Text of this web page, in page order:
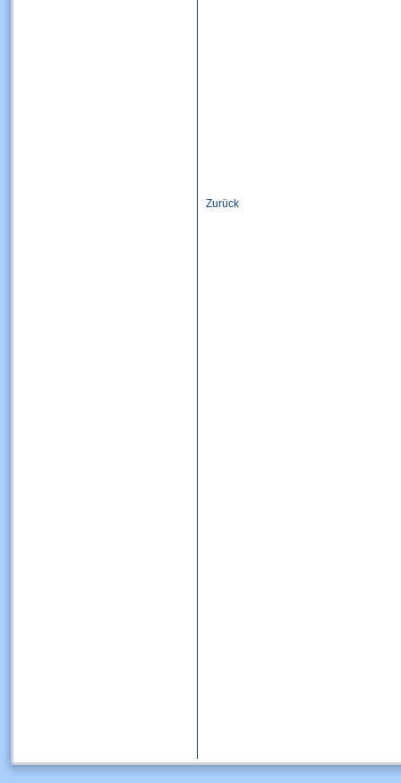
Zurück